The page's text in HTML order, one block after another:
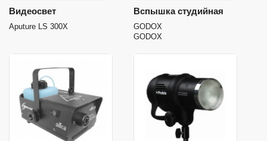
Видеосвет
Aputure LS 300X
Вспышка студийная
GODOX
GODOX